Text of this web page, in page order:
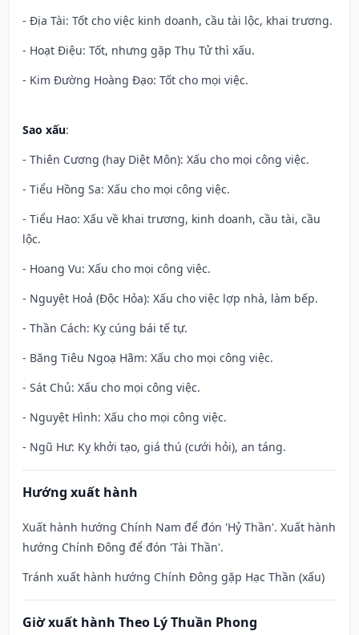
- Địa Tài: Tốt cho việc kinh doanh, cầu tài lộc, khai trương.
- Hoạt Điệu: Tốt, nhưng gặp Thụ Tử thì xấu.
- Kim Đường Hoàng Đạo: Tốt cho mọi việc.
Sao xấu:
- Thiên Cương (hay Diệt Môn): Xấu cho mọi công việc.
- Tiểu Hồng Sa: Xấu cho mọi công việc.
- Tiểu Hao: Xấu về khai trương, kinh doanh, cầu tài, cầu
lộc.
- Hoang Vu: Xấu cho mọi công việc.
- Nguyệt Hoả (Độc Hỏa): Xấu cho việc lợp nhà, làm bếp.
- Thần Cách: Kỵ cúng bái tế tự.
- Băng Tiêu Ngoạ Hãm: Xấu cho mọi công việc.
- Sát Chủ: Xấu cho mọi công việc.
- Nguyệt Hình: Xấu cho mọi công việc.
- Ngũ Hư: Kỵ khởi tạo, giá thú (cưới hỏi), an táng.
Hướng xuất hành
Xuất hành hướng Chính Nam để đón 'Hỷ Thần'. Xuất hành
hướng Chính Đông để đón 'Tài Thần'.
Tránh xuất hành hướng Chính Đông gặp Hạc Thần (xấu)
Giờ xuất hành Theo Lý Thuần Phong